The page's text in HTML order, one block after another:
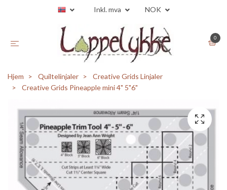
Inkl. mva NOK
0
Hjem Quiltelinjaler
Creative Grids Linjaler
Creative Grids Pineapple mini 4" 5"6"